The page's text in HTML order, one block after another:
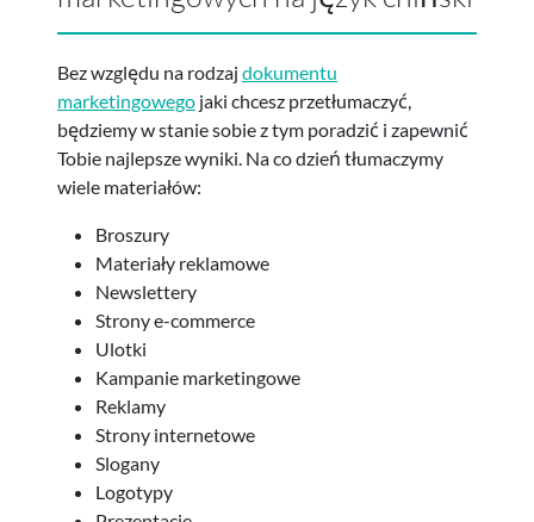
Bez względu na rodzaj dokumentu
marketingowego jaki chcesz przetłumaczyć,
będziemy w stanie sobie z tym poradzić i zapewnić
Tobie najlepsze wyniki. Na co dzień tłumaczymy
wiele materiałów:
Broszury
Materiały reklamowe
Newslettery
Strony e-commerce
Ulotki
Kampanie marketingowe
Reklamy
Strony internetowe
Slogany
Logotypy